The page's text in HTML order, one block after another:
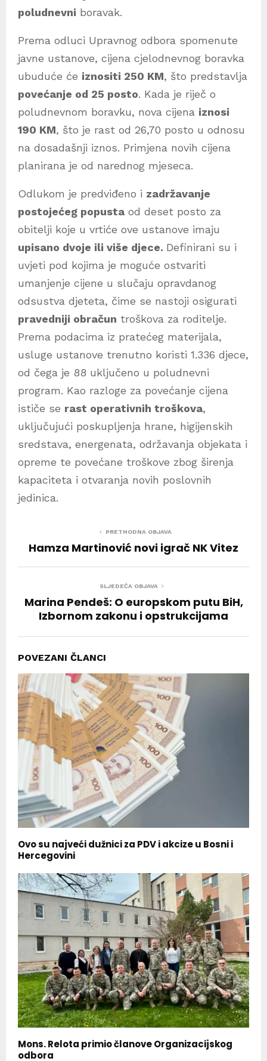
poludnevni boravak.
Prema odluci Upravnog odbora spomenute
javne ustanove, cijena cjelodnevnog boravka
ubuduće će iznositi 250 KM, što predstavlja
povećanje od 25 posto. Kada je riječ o
poludnevnom boravku, nova cijena iznosi
190 KM, što je rast od 26,70 posto u odnosu
na dosadašnji iznos. Primjena novih cijena
planirana je od narednog mjeseca.
Odlukom je predviđeno i zadržavanje
postojećeg popusta od deset posto za
obitelji koje u vrtiće ove ustanove imaju
upisano dvoje ili više djece. Definirani su i
uvjeti pod kojima je moguće ostvariti
umanjenje cijene u slučaju opravdanog
odsustva djeteta, čime se nastoji osigurati
pravedniji obračun troškova za roditelje.
Prema podacima iz pratećeg materijala,
usluge ustanove trenutno koristi 1.336 djece,
od čega je 88 uključeno u poludnevni
program. Kao razloge za povećanje cijena
ističe se rast operativnih troškova,
uključujući poskupljenja hrane, higijenskih
sredstava, energenata, održavanja objekata i
opreme te povećane troškove zbog širenja
kapaciteta i otvaranja novih poslovnih
jedinica.
PRETHODNA OBJAVA
Hamza Martinović novi igrač NK Vitez
SLJEDEĆA OBJAVA
Marina Pendeš: O europskom putu BiH,
Izbornom zakonu i opstrukcijama
POVEZANI ČLANCI
Ovo su najveći dužnici za PDV i akcize u Bosni i
Hercegovini
Mons. Relota primio članove Organizacijskog
odbora